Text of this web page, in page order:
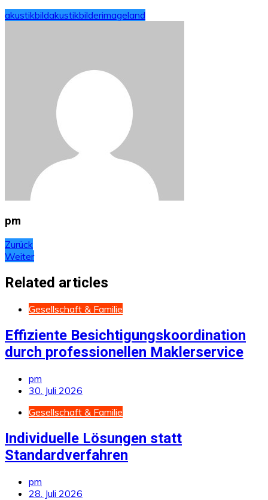
akustikbildakustikbilderimageland
pm
Beitragsnavigation
Zurück
Weiter
Related articles
Gesellschaft & Familie
Effiziente Besichtigungskoordination
durch professionellen Maklerservice
pm
30. Juli 2026
Gesellschaft & Familie
Individuelle Lösungen statt
Standardverfahren
pm
28. Juli 2026